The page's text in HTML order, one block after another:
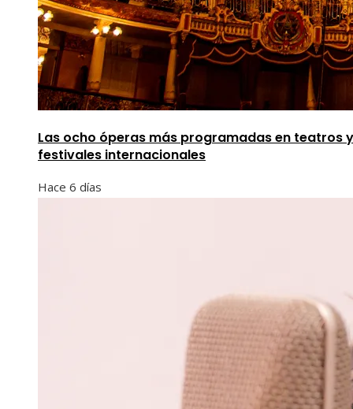
Las ocho óperas más programadas en teatros y
festivales internacionales
Hace 6 días